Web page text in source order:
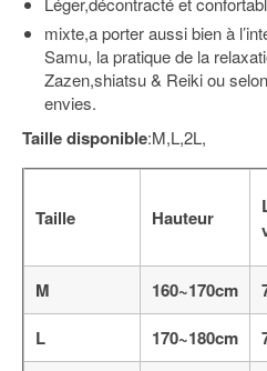
mixte,a porter aussi bien à
Samu, la pratique de la
Zazen,shiatsu & Reiki ou
envies.
Taille disponible:M,L,2L,
Taille Hauteur
M 160~170cm
L
170~180cm